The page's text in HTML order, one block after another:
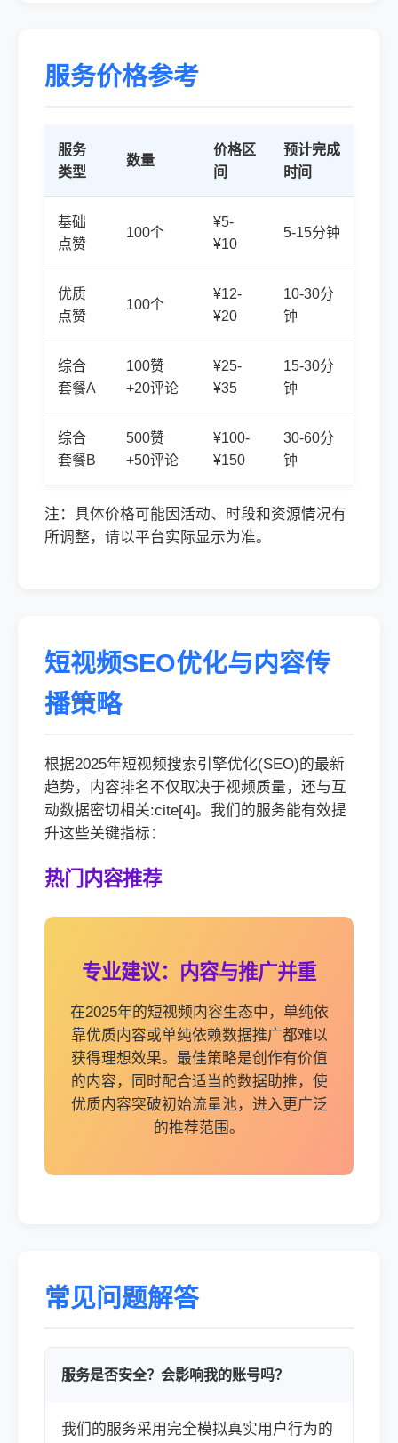
服务价格参考
服务
类型
数量
价格区
间
预计完成
时间
基础
点赞
100个
¥5-
¥10
5-15分钟
优质
点赞
100个
¥12-
¥20
10-30分
钟
综合
套餐A
100赞
+20评论
¥25-
¥35
15-30分
钟
综合
套餐B
500赞
+50评论
¥100-
¥150
30-60分
钟
注：具体价格可能因活动、时段和资源情况有
所调整，请以平台实际显示为准。
短视频SEO优化与内容传
播策略
根据2025年短视频搜索引擎优化(SEO)的最新
趋势，内容排名不仅取决于视频质量，还与互
动数据密切相关:cite[4]。我们的服务能有效提
升这些关键指标：
热门内容推荐
专业建议：内容与推广并重
在2025年的短视频内容生态中，单纯依
靠优质内容或单纯依赖数据推广都难以
获得理想效果。最佳策略是创作有价值
的内容，同时配合适当的数据助推，使
优质内容突破初始流量池，进入更广泛
的推荐范围。
常见问题解答
服务是否安全？会影响我的账号吗？
我们的服务采用完全模拟真实用户行为的